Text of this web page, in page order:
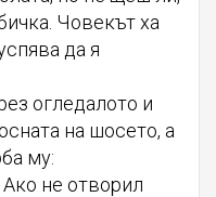
Човекът ха
да я
огледалото и
на шосето, а
му:
не отворил